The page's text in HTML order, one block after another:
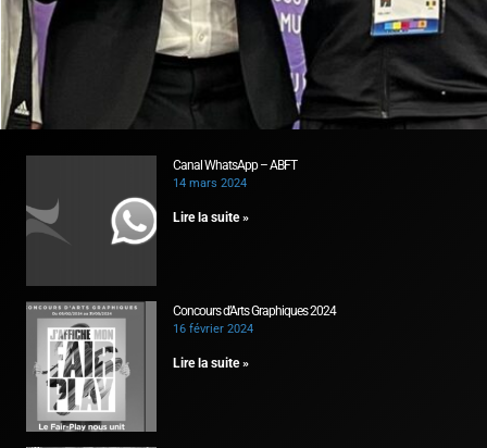
Canal WhatsApp – ABFT
14 mars 2024
Lire la suite »
Concours d’Arts Graphiques 2024
16 février 2024
Lire la suite »